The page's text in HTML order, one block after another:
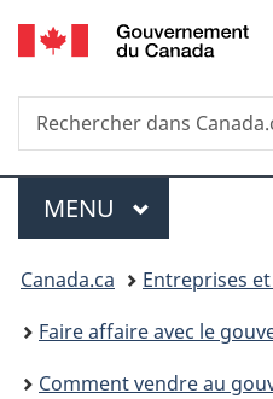
Recherche
Rechercher
dans
Menu
PRINCIPALES
MENU
Vous
êtes
ici
Canada.ca
Entreprises
Faire affaire avec le
Comment vendre au